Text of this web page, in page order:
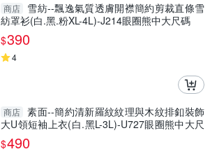
商店
雪紡--飄逸氣質透膚開襟簡約剪裁直條雪
紡罩衫(白.黑.粉XL-4L)-J214眼圈熊中大尺碼
$390
4
商店 素面--簡約清新羅紋紋理與木紋排釦裝飾
大U領短袖上衣(白.黑L-3L)-U727眼圈熊中大尺
碼
$490